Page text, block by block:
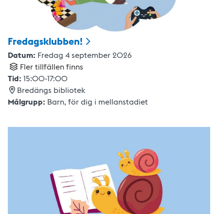
Fredagsklubben!
Datum: Fredag 4 september 2026
Fler tillfällen finns
Tid: 15:00-17:00
Bredängs bibliotek
Målgrupp: Barn, för dig i mellanstadiet